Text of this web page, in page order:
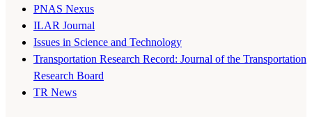
PNAS Nexus
ILAR Journal
Issues in Science and Technology
Transportation Research Record: Journal of the Transportation
Research Board
TR News